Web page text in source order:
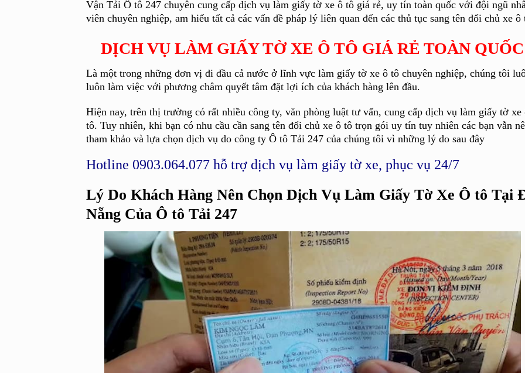
Vận Tải Ô tô 247 chuyên cung cấp dịch vụ làm giấy tờ xe ô tô giá rẻ, uy tín toàn quốc với đội ngũ
viên chuyên nghiệp, am hiểu tất cả các vấn đề pháp lý liên quan đến các thủ tục sang tên đổi chủ xe ô
DỊCH VỤ LÀM GIẤY TỜ XE Ô TÔ GIÁ RẺ TOÀN QUỐC
Là một trong những đơn vị đi đầu cả nước ở lĩnh vực làm giấy tờ xe ô tô chuyên nghiệp, chúng tôi
luôn làm việc với phương châm quyết tâm đặt lợi ích của khách hàng lên đầu.
Hiện nay, trên thị trường có rất nhiều công ty, văn phòng luật tư vấn, cung cấp dịch vụ làm giấy tờ xe
tô. Tuy nhiên, khi bạn có nhu cầu cần sang tên đổi chủ xe ô tô trọn gói uy tín tuy nhiên các bạn vẫn
tham khảo và lựa chọn dịch vụ do công ty Ô tô Tải 247 của chúng tôi vì những lý do sau đây
Hotline 0903.064.077 hỗ trợ dịch vụ làm giấy tờ xe, phục vụ 24/7
Lý Do Khách Hàng Nên Chọn Dịch Vụ Làm Giấy Tờ Xe Ô tô Tại
Nẵng Của Ô tô Tải 247